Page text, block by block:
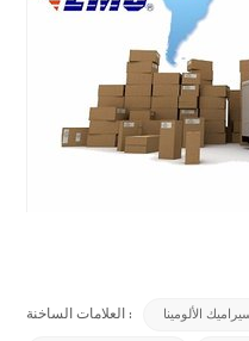
العلامات الساخنة : الألومينا